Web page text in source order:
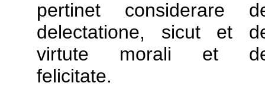
pertinet considerare
delectatione, sicut et
virtute morali et
felicitate.